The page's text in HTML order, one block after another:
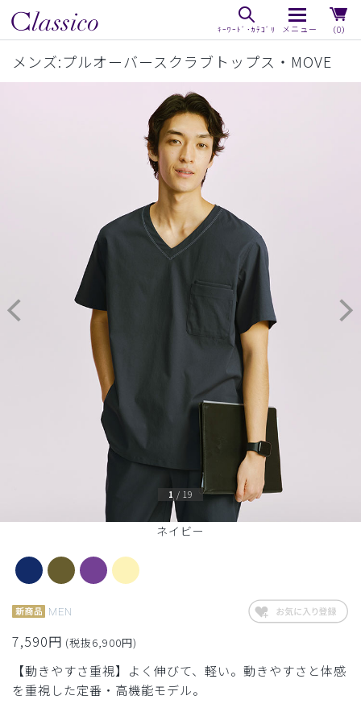
（0）
メンズ:プルオーバースクラブトップス・MOVE
ネイビー
1 / 19
MEN
7,590円 (税抜6,900円)
【動きやすさ重視】よく伸びて、軽い。動きやすさと体感
を重視した定番・高機能モデル。